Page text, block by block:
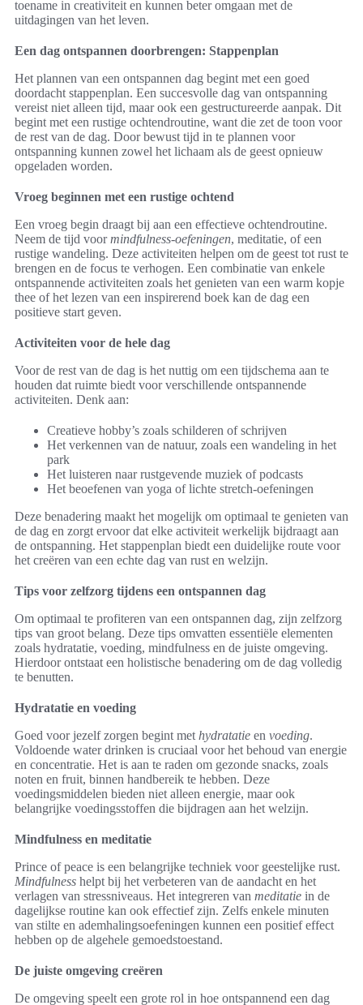
toename in creativiteit en kunnen beter omgaan met de
uitdagingen van het leven.
Een dag ontspannen doorbrengen: Stappenplan
Het plannen van een ontspannen dag begint met een goed
doordacht stappenplan. Een succesvolle dag van ontspanning
vereist niet alleen tijd, maar ook een gestructureerde aanpak. Dit
begint met een rustige ochtendroutine, want die zet de toon voor
de rest van de dag. Door bewust tijd in te plannen voor
ontspanning kunnen zowel het lichaam als de geest opnieuw
opgeladen worden.
Vroeg beginnen met een rustige ochtend
Een vroeg begin draagt bij aan een effectieve ochtendroutine.
Neem de tijd voormindfulness-oefeningen, meditatie, of een
rustige wandeling. Deze activiteiten helpen om de geest tot rust te
brengen en de focus te verhogen. Een combinatie van enkele
ontspannende activiteiten zoals het genieten van een warm kopje
thee of het lezen van een inspirerend boek kan de dag een
positieve start geven.
Activiteiten voor de hele dag
Voor de rest van de dag is het nuttig om een tijdschema aan te
houden dat ruimte biedt voor verschillende ontspannende
activiteiten. Denk aan:
Creatieve hobby’s zoals schilderen of schrijven
Het verkennen van de natuur, zoals een wandeling in het
park
Het luisteren naar rustgevende muziek of podcasts
Het beoefenen van yoga of lichte stretch-oefeningen
Deze benadering maakt het mogelijk om optimaal te genieten van
de dag en zorgt ervoor dat elke activiteit werkelijk bijdraagt aan
de ontspanning. Het stappenplan biedt een duidelijke route voor
het creëren van een echte dag van rust en welzijn.
Tips voor zelfzorg tijdens een ontspannen dag
Om optimaal te profiteren van een ontspannen dag, zijn zelfzorg
tips van groot belang. Deze tips omvatten essentiële elementen
zoals hydratatie, voeding, mindfulness en de juiste omgeving.
Hierdoor ontstaat een holistische benadering om de dag volledig
te benutten.
Hydratatie en voeding
Goed voor jezelf zorgen begint met hydratatie en voeding.
Voldoende water drinken is cruciaal voor het behoud van energie
en concentratie. Het is aan te raden om gezonde snacks, zoals
noten en fruit, binnen handbereik te hebben. Deze
voedingsmiddelen bieden niet alleen energie, maar ook
belangrijke voedingsstoffen die bijdragen aan het welzijn.
Mindfulness en meditatie
Prince of peace is een belangrijke techniek voor geestelijke rust.
Mindfulness helpt bij het verbeteren van de aandacht en het
verlagen van stressniveaus. Het integreren van meditatie in de
dagelijkse routine kan ook effectief zijn. Zelfs enkele minuten
van stilte en ademhalingsoefeningen kunnen een positief effect
hebben op de algehele gemoedstoestand.
De juiste omgeving creëren
De omgeving speelt een grote rol in hoe ontspannend een dag